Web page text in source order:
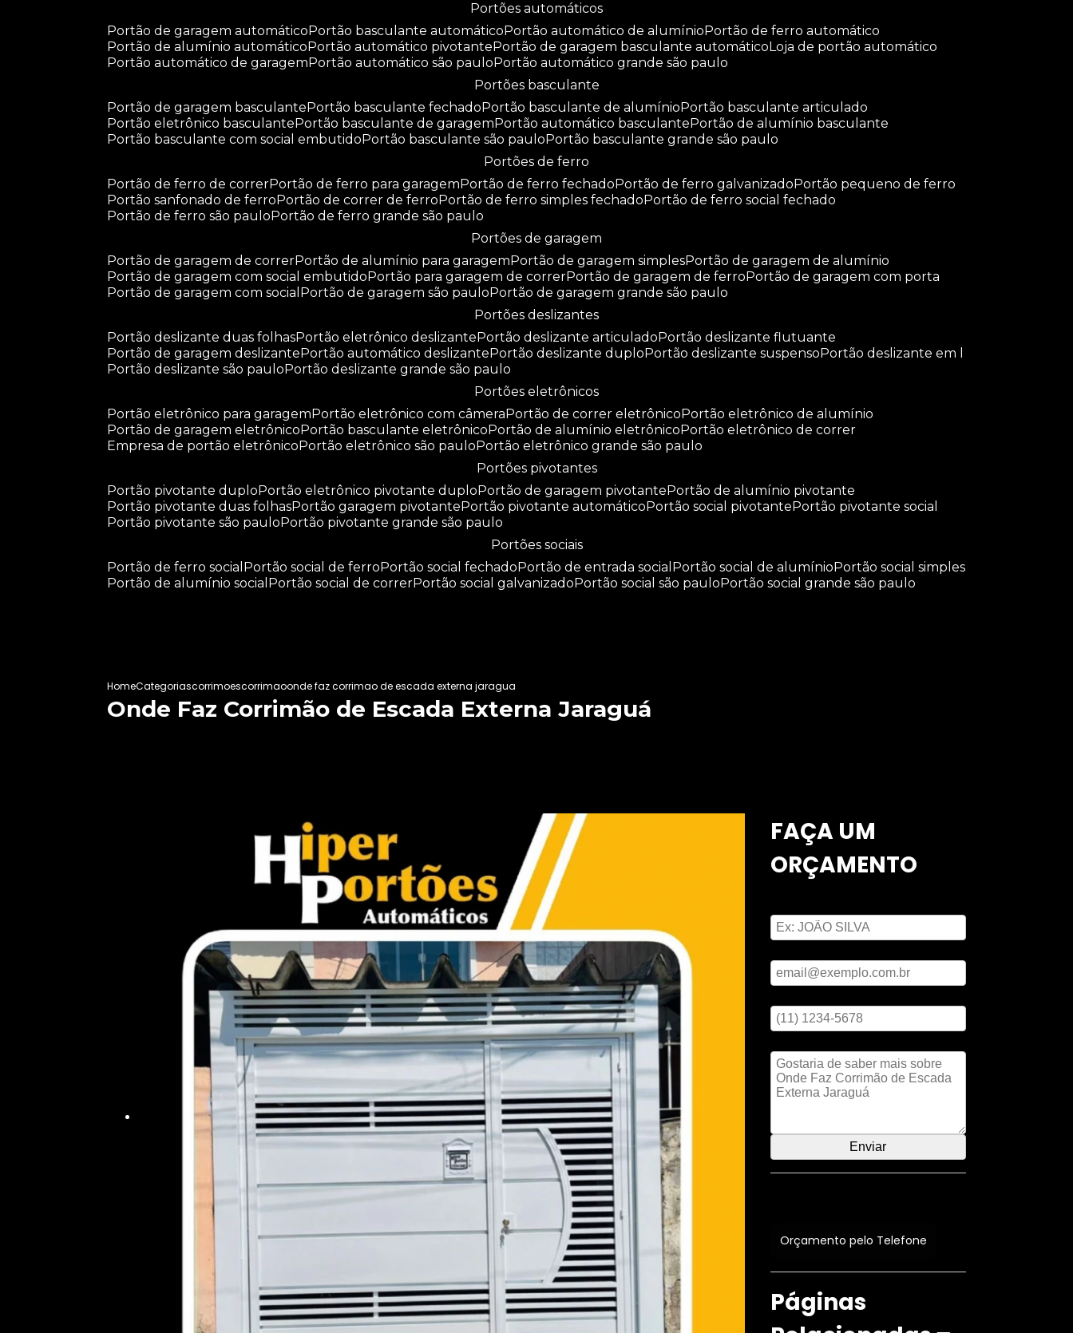
portões automáticos
portão de garagem automático
portão basculante automático portão automático de alumínio
portão de ferro automático
portão de alumínio automático
portão automático pivotante portão de garagem basculante automático loja de portão automático
portão automático de garagem
portão automático são paulo
portão automático grande são paulo
portões basculante
portão de garagem basculante
portão basculante fechado portão basculante de alumínio
portão basculante articulado
portão eletrônico basculante
portão basculante de garagem portão automático basculante
portão de alumínio basculante
portão basculante com social embutido
portão basculante são paulo
portão basculante grande são paulo
portões de ferro
portão de ferro de correr
portão de ferro para garagem portão de ferro fechado portão de ferro galvanizado
portão pequeno de ferro
portão sanfonado de ferro
portão de correr de ferro portão de ferro simples fechado
portão de ferro social fechado
portão de ferro são paulo
portão de ferro grande são paulo
portões de garagem
portão de garagem de correr
portão de alumínio para garagem portão de garagem simples
portão de garagem de alumínio
portão de garagem com social embutido
portão para garagem de correr portão de garagem de ferro
portão de garagem com porta
portão de garagem com social
portão de garagem são paulo
portão de garagem grande são paulo
portões deslizantes
portão deslizante duas folhas
portão eletrônico deslizante portão deslizante articulado
portão deslizante flutuante
portão de garagem deslizante
portão automático deslizante portão deslizante duplo portão deslizante suspenso
portão deslizante em l
portão deslizante são paulo
portão deslizante grande são paulo
portões eletrônicos
portão eletrônico para garagem
portão eletrônico com câmera portão de correr eletrônico
portão eletrônico de alumínio
portão de garagem eletrônico
portão basculante eletrônico portão de alumínio eletrônico
portão eletrônico de correr
empresa de portão eletrônico
portão eletrônico são paulo
portão eletrônico grande são paulo
portões pivotantes
portão pivotante duplo
portão eletrônico pivotante duplo portão de garagem pivotante
portão de alumínio pivotante
portão pivotante duas folhas
portão garagem pivotante portão pivotante automático portão social pivotante
portão pivotante social
portão pivotante são paulo
portão pivotante grande são paulo
portões sociais
portão de ferro social
portão social de ferro portão social fechado portão de entrada social portão social de alumínio
portão social simples
portão de alumínio social
portão social de correr portão social galvanizado portão social são paulo portão social grande são paulo
HomeCategoriascorrimoescorrimaoonde faz corrimao de escada externa jaragua
Onde Faz Corrimão de Escada Externa Jaraguá
FAÇA UM
ORÇAMENTO
Orçamento pelo Telefone
Páginas